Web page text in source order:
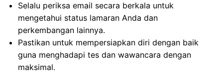
Selalu periksa email secara berkala untuk
mengetahui status lamaran Anda dan
perkembangan lainnya.
Pastikan untuk mempersiapkan diri dengan baik
guna menghadapi tes dan wawancara dengan
maksimal.